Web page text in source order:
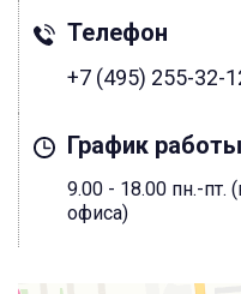
Телефон
+7 (495) 255-32-
График
9.00 - 18.00 пн.-пт.
офиса)